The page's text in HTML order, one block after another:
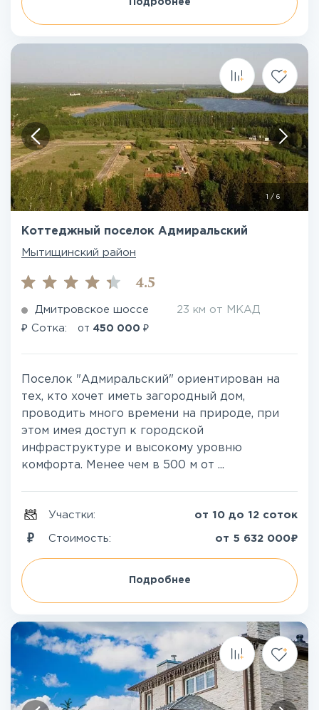
Подробнее
/ 6
Коттеджный поселок Адмиральский
Мытищинский район
4.5
Дмитровское шоссе 23 км от МКАД
₽ Сотка: от 450 000 ₽
Поселок "Адмиральский" ориентирован на
тех, кто хочет иметь загородный дом,
проводить много времени на природе, при
этом имея доступ к городской
инфраструктуре и высокому уровню
комфорта. Менее чем в 500 м от ...
Участки: от 10 до 12 соток
Стоимость: от 5 632 000₽
Подробнее